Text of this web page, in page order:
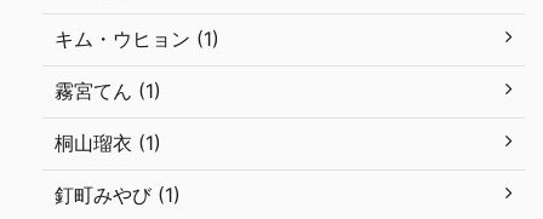
キム・ウヒョン (1)
霧宮てん (1)
桐山瑠衣 (1)
釘町みやび (1)